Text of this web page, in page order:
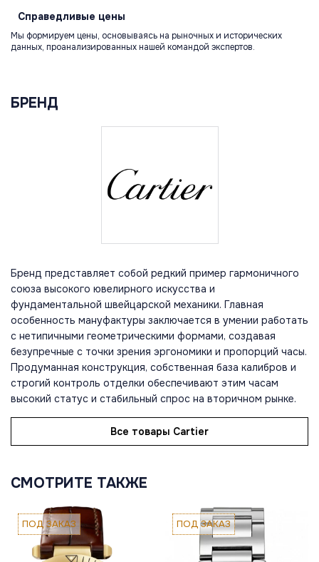
Справедливые цены
Мы формируем цены, основываясь на рыночных и исторических
данных, проанализированных нашей командой экспертов.
БРЕНД
Бренд представляет собой редкий пример гармоничного
союза высокого ювелирного искусства и
фундаментальной швейцарской механики. Главная
особенность мануфактуры заключается в умении работать
с нетипичными геометрическими формами, создавая
безупречные с точки зрения эргономики и пропорций часы.
Продуманная конструкция, собственная база калибров и
строгий контроль отделки обеспечивают этим часам
высокий статус и стабильный спрос на вторичном рынке.
Все товары Cartier
СМОТРИТЕ ТАКЖЕ
ПОД ЗАКАЗ ПОД ЗАКАЗ